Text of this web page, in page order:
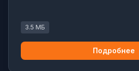
3.5 МБ
Подробнее